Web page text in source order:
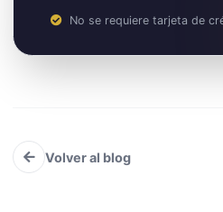
No se requiere tarjeta de
Volver al blog